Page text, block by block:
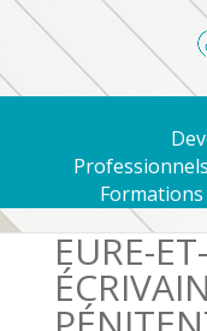
Formations
EURE-